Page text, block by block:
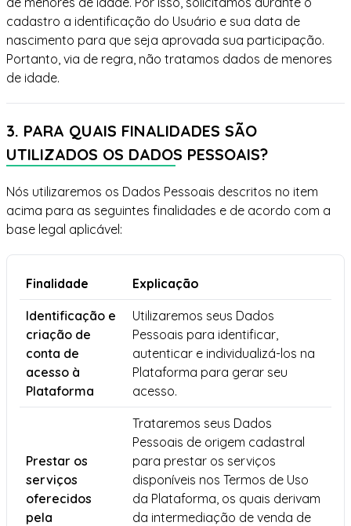
cadastro a identificação do Usuário e sua data de
nascimento para que seja aprovada sua participação.
Portanto, via de regra, não tratamos dados de menores
de idade.
3. PARA QUAIS FINALIDADES SÃO
UTILIZADOS OS DADOS PESSOAIS?
Nós utilizaremos os Dados Pessoais descritos no item
acima para as seguintes finalidades e de acordo com a
base legal aplicável:
Finalidade Explicação
Identificação e
criação de
conta de
acesso à
Plataforma
Utilizaremos seus Dados
Pessoais para identificar,
autenticar e individualizá-los na
Plataforma para gerar seu
acesso.
Prestar os
serviços
oferecidos
pela
Trataremos seus Dados
Pessoais de origem cadastral
para prestar os serviços
disponíveis nos Termos de Uso
da Plataforma, os quais derivam
da intermediação de venda de